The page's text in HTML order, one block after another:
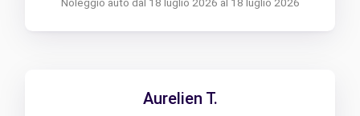
Noleggio auto dal 18 luglio 2026 al 18 luglio 2026
Aurelien T.